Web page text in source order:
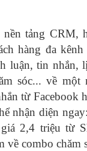
tảng CRM,
hàng đa
luận, tin nhắn,
sóc... về
từ Facebook
nhận diện
2,4 triệu từ
về combo chăm